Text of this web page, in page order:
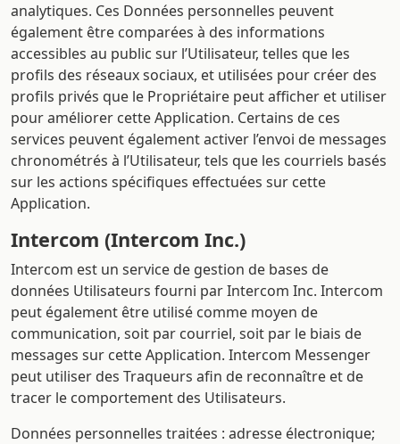
analytiques. Ces Données personnelles peuvent
également être comparées à des informations
accessibles au public sur l’Utilisateur, telles que les
profils des réseaux sociaux, et utilisées pour créer des
profils privés que le Propriétaire peut afficher et utiliser
pour améliorer cette Application. Certains de ces
services peuvent également activer l’envoi de messages
chronométrés à l’Utilisateur, tels que les courriels basés
sur les actions spécifiques effectuées sur cette
Application.
Intercom (Intercom Inc.)
Intercom est un service de gestion de bases de
données Utilisateurs fourni par Intercom Inc. Intercom
peut également être utilisé comme moyen de
communication, soit par courriel, soit par le biais de
messages sur cette Application. Intercom Messenger
peut utiliser des Traqueurs afin de reconnaître et de
tracer le comportement des Utilisateurs.
Données personnelles traitées : adresse électronique;